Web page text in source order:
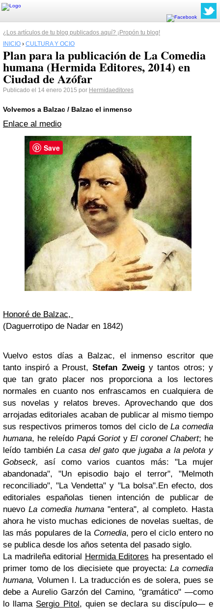
¿Los artículos de tu blog publicados aquí? ¡Propón tu blog!
INICIO › CULTURA Y OCIO
Plan para la publicación de La Comedia
humana (Hermida Editores, 2014) en
Ciudad de Azófar
Publicado el 14 enero 2015 por Hermidaeditores
Volvemos a Balzac / Balzac el inmenso
Enlace al medio
Honoré de Balzac,
(Daguerrotipo de Nadar en 1842)
Vuelvo estos días a Balzac, el inmenso escritor que
tanto inspiró a Proust,Stefan Zweigy tantos otros; y
que tan grato placer nos proporciona a los lectores
normales en cuanto nos enfrascamos en cualquiera de
sus novelas y relatos breves. Aprovechando que dos
arrojadas editoriales acaban de publicar al mismo tiempo
sus respectivos primeros tomos del ciclo deLa comedia
humana, he releído Papá GoriotyEl coronel Chabert; he
leído tambiénLa casa del gato que jugaba a la pelota y
Gobseck, así como varios cuantos más: "La mujer
abandonada", "Un episodio bajo el terror", "Melmoth
reconciliado", "La Vendetta" y "La bolsa".En efecto, dos
editoriales españolas tienen intención de publicar de
nuevo La comedia humana "entera", al completo. Hasta
ahora he visto muchas ediciones de novelas sueltas, de
las más populares de la Comedia, pero el ciclo entero no
se publica desde los años setenta del pasado siglo.
La madrileña editorial Hermida Editores ha presentado el
primer tomo de los diecisiete que proyecta: La comedia
humana, Volumen I. La traducción es de solera, pues se
debe a Aurelio Garzón del Camino,"gramático" —como
lo llama Sergio Pitol, quien se declara su discípulo— e
Save